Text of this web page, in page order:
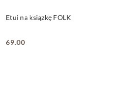
Etui na ksiązkę FOLK
Cena:
69.00